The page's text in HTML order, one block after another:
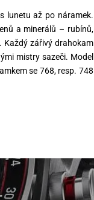
lunetu až po náramek.
a minerálů – rubínů,
Každý zářivý drahokam
mistry sazeči. Model
se 768, resp. 748